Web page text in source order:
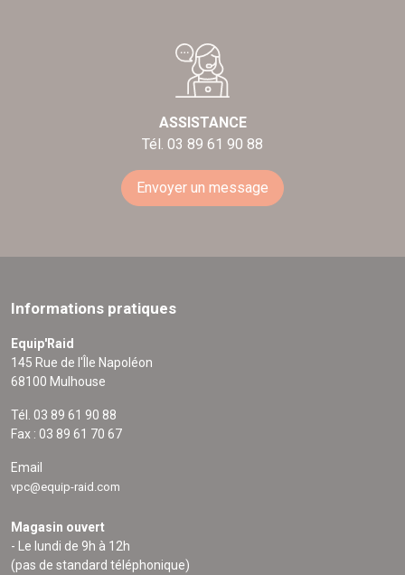
ASSISTANCE
Tél. 03 89 61 90 88
Envoyer un message
Informations pratiques
Equip'Raid
145 Rue de l'Île Napoléon
68100 Mulhouse
Tél. 03 89 61 90 88
Fax : 03 89 61 70 67
Email
vpc@equip-raid.com
Magasin ouvert
- Le lundi de 9h à 12h
(pas de standard téléphonique)